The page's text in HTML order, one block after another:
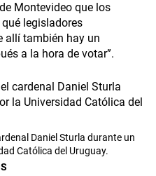
Montevideo que los
legisladores
allí también hay un
a la hora de votar”.
Daniel Sturla durante un
Católica del Uruguay.